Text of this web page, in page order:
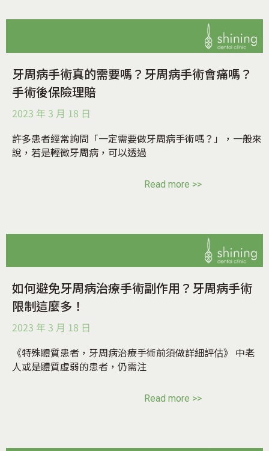
牙周病手術真的需要嗎？牙周病手術會痛嗎？
手術後保險理賠
2023 年 3 月 18 日
許多患者經常詢問「一定需要做牙周病手術嗎？」，一般來
說，若是輕微牙周病，可以透過
Read more >>
如何避免牙周病治療手術副作用？牙周病手術
限制這麼多！
2023 年 3 月 18 日
《特殊體質患者，牙周病治療手術前須做詳細評估》 中老
人或是體質虛弱的患者，仍需注
Read more >>